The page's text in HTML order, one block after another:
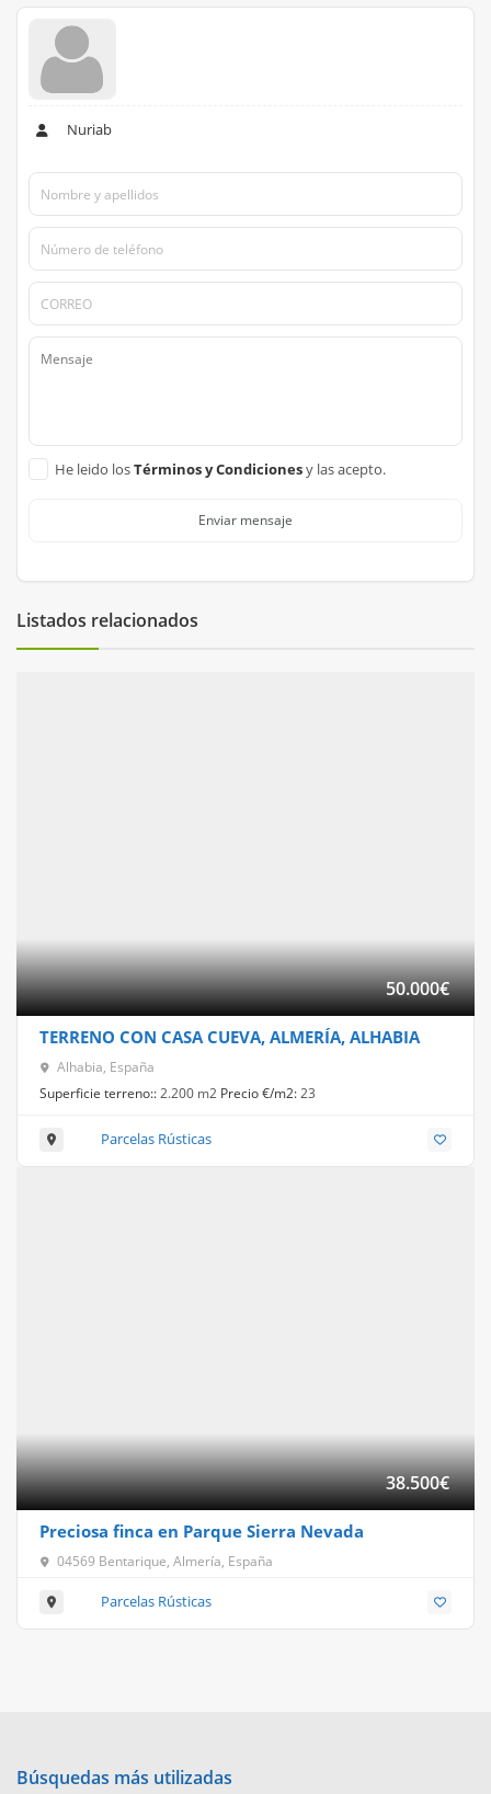
Nuriab
He leido losTérminos y Condicionesy las acepto.
Enviar mensaje
Listados relacionados
50.000€
TERRENO CON CASA CUEVA, ALMERÍA, ALHABIA
Alhabia, España
Superficie terreno::2.200 m2 Precio €/m2:23
Parcelas Rústicas
38.500€
Preciosa finca en Parque Sierra Nevada
04569 Bentarique, Almería, España
Parcelas Rústicas
Búsquedas más utilizadas